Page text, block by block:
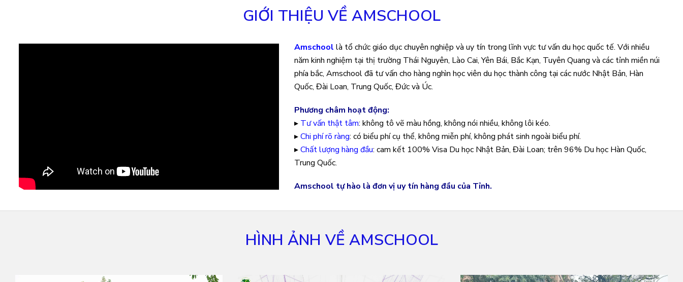
GIỚI THIỆU VỀ AMSCHOOL
Amschool là tổ chức giáo dục chuyên nghiệp và uy tín trong lĩnh vực tư vấn du học quốc tế. Với nhiều
năm kinh nghiệm tại thị trường Thái Nguyên, Lào Cai, Yên Bái, Bắc Kạn, Tuyên Quang và các tỉnh miền núi
phía bắc, Amschool đã tư vấn cho hàng nghìn học viên du học thành công tại các nước Nhật Bản, Hàn
Quốc, Đài Loan, Trung Quốc, Đức và Úc.
Phương châm hoạt động:
▸ Tư vấn thật tâm: không tô vẽ màu hồng, không nói nhiều, không lôi kéo.
▸Chi phí rõ ràng: có biểu phí cụ thể, không miễn phí, không phát sinh ngoài biểu phí.
▸Chất lượng hàng đầu: cam kết 100% Visa Du học Nhật Bản, Đài Loan; trên 96% Du học Hàn Quốc,
Trung Quốc.
Amschool tự hào là đơn vị uy tín hàng đầu của Tỉnh.
HÌNH ẢNH VỀ AMSCHOOL